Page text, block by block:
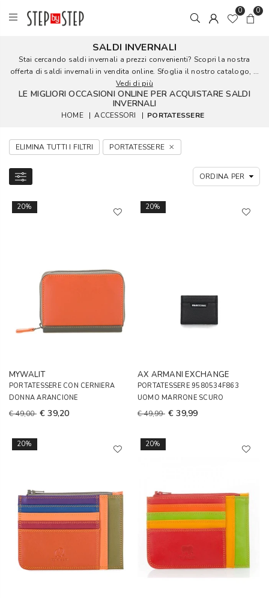
0 0
SALDI INVERNALI
Stai cercando saldi invernali a prezzi convenienti? Scopri la nostra
offerta di saldi invernali in vendita online. Sfoglia il nostro catalogo, ...
Vedi di più
LE MIGLIORI OCCASIONI ONLINE PER ACQUISTARE SALDI
INVERNALI
HOME | ACCESSORI | PORTATESSERE
ELIMINA TUTTI I FILTRI PORTATESSERE
20%
MYWALIT
PORTATESSERE CON CERNIERA
DONNA ARANCIONE
€ 49,00 € 39,20
20%
AX ARMANI EXCHANGE
PORTATESSERE 9580534F863
UOMO MARRONE SCURO
€ 49,99 € 39,99
20% 20%